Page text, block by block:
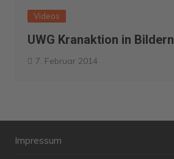
Videos
UWG Kranaktion in Bildern
7. Februar 2014
Impressum